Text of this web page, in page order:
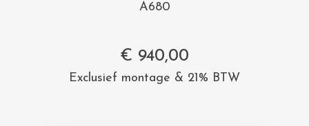
A680
€ 940,00
Exclusief montage & 21% BTW